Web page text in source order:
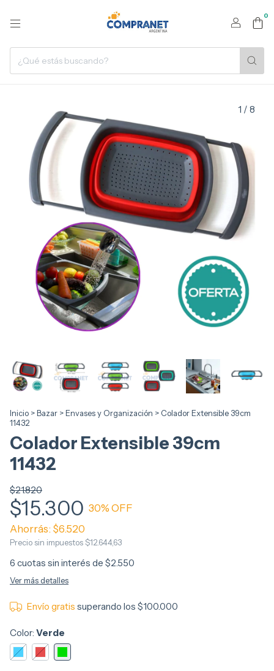
0
1 / 8
Inicio >Bazar >Envases y Organización > Colador Extensible 39cm
11432
Colador Extensible 39cm
11432
$21.820
$15.300 30% OFF
Ahorrás: $6.520
Precio sin impuestos$12.644,63
6 cuotas sin interés de $2.550
Ver más detalles
Envío gratis superando los $100.000
Color: Verde